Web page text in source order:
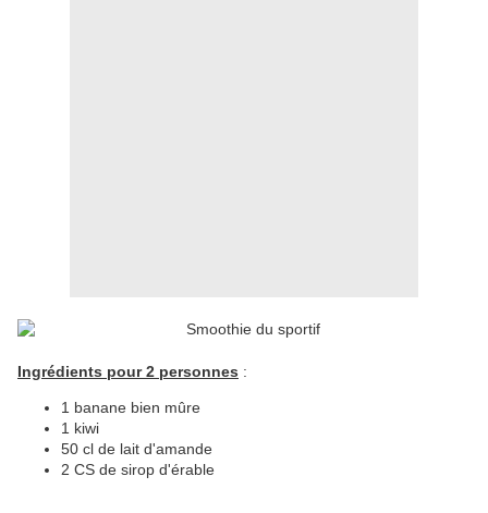
Ingrédients pour 2 personnes :
1 banane bien mûre
1 kiwi
50 cl de lait d'amande
2 CS de sirop d'érable